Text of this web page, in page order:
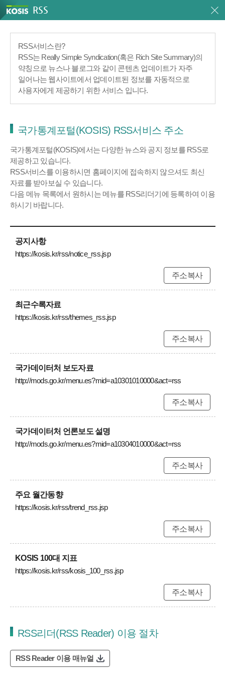
RSS
RSS서비스란?
RSS는 Really Simple Syndication(혹은 Rich Site Summary)의
약칭으로 뉴스나 블로그와 같이 콘텐츠 업데이트가 자주
일어나는 웹사이트에서 업데이트된 정보를 자동적으로
사용자에게 제공하기 위한 서비스 입니다.
국가통계포털(KOSIS) RSS서비스 주소
국가통계포털(KOSIS)에서는 다양한 뉴스와 공지 정보를 RSS로
제공하고 있습니다.
RSS서비스를 이용하시면 홈페이지에 접속하지 않으셔도 최신
자료를 받아보실 수 있습니다.
다음 메뉴 목록에서 원하시는 메뉴를 RSS리더기에 등록하여 이용
하시기 바랍니다.
공지사항
https://kosis.kr/rss/notice_rss.jsp
주소복사
최근수록자료
https://kosis.kr/rss/themes_rss.jsp
주소복사
국가데이터처 보도자료
http://mods.go.kr/menu.es?mid=a10301010000&act=rss
주소복사
국가데이터처 언론보도 설명
http://mods.go.kr/menu.es?mid=a10304010000&act=rss
주소복사
주요 월간동향
https://kosis.kr/rss/trend_rss.jsp
주소복사
KOSIS 100대 지표
https://kosis.kr/rss/kosis_100_rss.jsp
주소복사
RSS리더(RSS Reader) 이용 절차
RSS Reader 이용 매뉴얼